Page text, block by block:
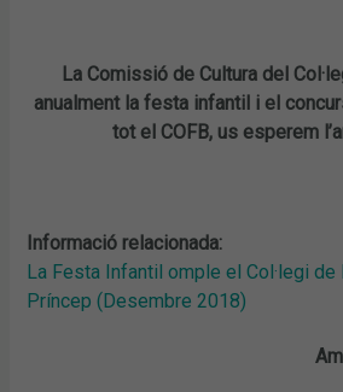
La Comissió de Cultura del
anualment la festa infantil i el
tot el COFB, us esperem
Informació relacionada:
La Festa Infantil omple el Col·legi
Príncep (Desembre 2018)